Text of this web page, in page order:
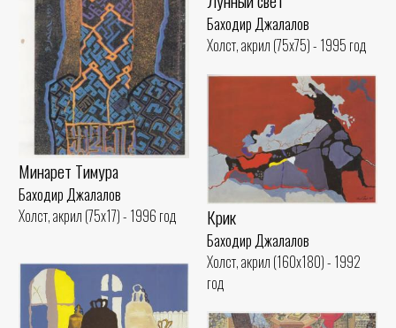
Минарет Тимура
Баходир Джалалов
Холст, акрил (75x17) - 1996 год
Баходир Джалалов
Холст, акрил (75x75) - 1995 год
Крик
Баходир Джалалов
Холст, акрил (160x180) - 1992
год